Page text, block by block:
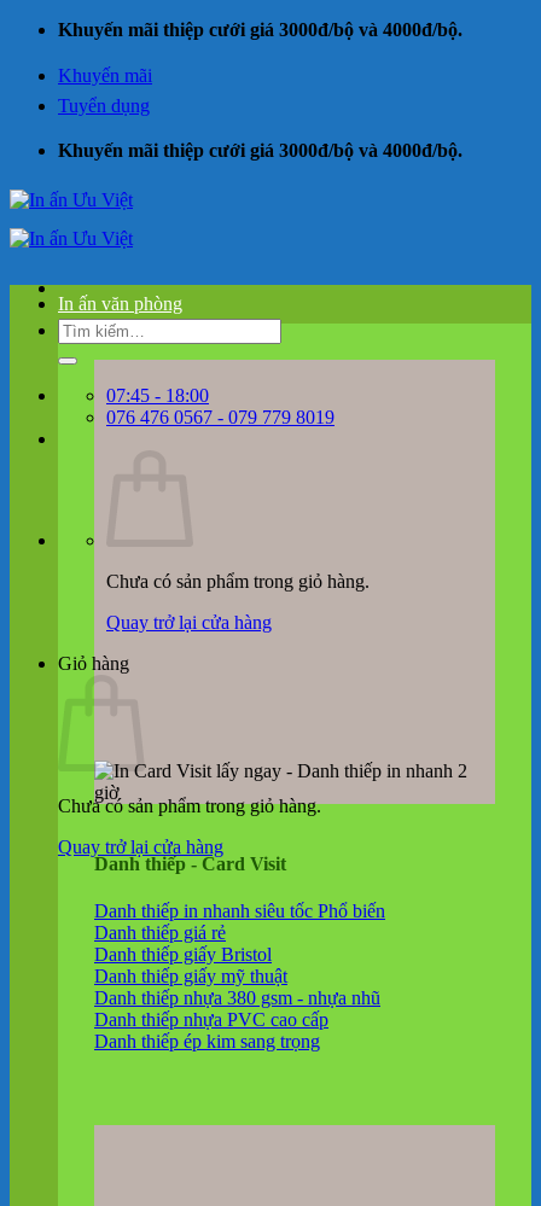
Khuyến mãi thiệp cưới giá 3000đ/bộ và 4000đ/bộ.
Khuyến mãi
Tuyển dụng
Khuyến mãi thiệp cưới giá 3000đ/bộ và 4000đ/bộ.
Tìm
kiếm:
07:45 - 18:00
076 476 0567 - 079 779 8019
Chưa có sản phẩm trong giỏ hàng.
Quay trở lại cửa hàng
Giỏ hàng
Chưa có sản phẩm trong giỏ hàng.
Quay trở lại cửa hàng
In ấn văn phòng
Danh thiếp - Card Visit
Danh thiếp in nhanh siêu tốc
Danh thiếp giá rẻ
Danh thiếp giấy Bristol
Danh thiếp giấy mỹ thuật
Danh thiếp nhựa 380 gsm - nhựa nhũ
Danh thiếp nhựa PVC cao cấp
Danh thiếp ép kim sang trọng